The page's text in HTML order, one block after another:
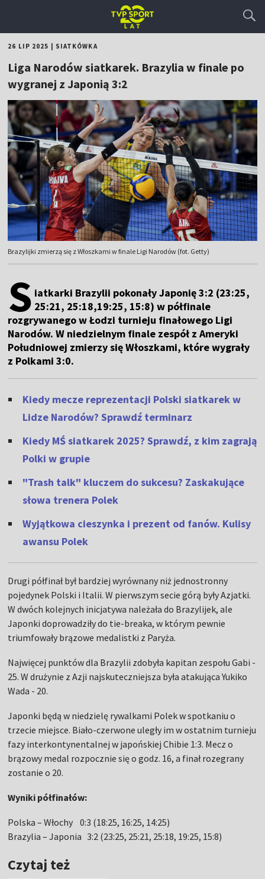
26 LIP 2025 SIATKÓWKA
Liga Narodów siatkarek. Brazylia w finale po
wygranej z Japonią 3:2
Brazylijki zmierzą się z Włoszkami w finale Ligi Narodów (fot. Getty)
S iatkarki Brazylii pokonały Japonię 3:2 (23:25,
25:21, 25:18,19:25, 15:8) w półfinale
rozgrywanego w Łodzi turnieju finałowego Ligi
Narodów. W niedzielnym finale zespół z Ameryki
Południowej zmierzy się Włoszkami, które wygrały
z Polkami 3:0.
Kiedy mecze reprezentacji Polski siatkarek w
Lidze Narodów? Sprawdź terminarz
Kiedy MŚ siatkarek 2025? Sprawdź, z kim zagrają
Polki w grupie
"Trash talk" kluczem do sukcesu? Zaskakujące
słowa trenera Polek
Wyjątkowa cieszynka i prezent od fanów. Kulisy
awansu Polek
Drugi półfinał był bardziej wyrównany niż jednostronny
pojedynek Polski i Italii. W pierwszym secie górą były Azjatki.
W dwóch kolejnych inicjatywa należała do Brazylijek, ale
Japonki doprowadziły do tie-breaka, w którym pewnie
triumfowały brązowe medalistki z Paryża.
Najwięcej punktów dla Brazylii zdobyła kapitan zespołu Gabi -
25. W drużynie z Azji najskuteczniejsza była atakująca Yukiko
Wada - 20.
Japonki będą w niedzielę rywalkami Polek w spotkaniu o
trzecie miejsce. Biało-czerwone uległy im w ostatnim turnieju
fazy interkontynentalnej w japońskiej Chibie 1:3. Mecz o
brązowy medal rozpocznie się o godz. 16, a finał rozegrany
zostanie o 20.
Wyniki półfinałów:
Polska – Włochy 0:3 (18:25, 16:25, 14:25)
Brazylia – Japonia 3:2 (23:25, 25:21, 25:18, 19:25, 15:8)
Czytaj też